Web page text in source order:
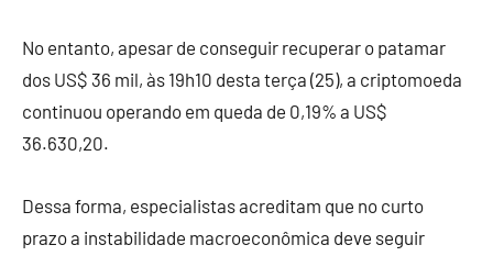
No entanto, apesar de conseguir recuperar o patamar
dos US$ 36 mil, às 19h10 desta terça (25), a criptomoeda
continuou operando em queda de 0,19% a US$
36.630,20.
Dessa forma, especialistas acreditam que no curto
prazo a instabilidade macroeconômica deve seguir